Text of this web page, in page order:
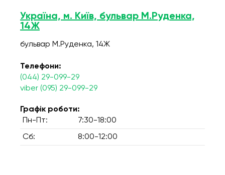
Україна, м. Київ, бульвар М.Руденка,
14Ж
бульвар М.Руденка, 14Ж
Телефони:
(044) 29-099-29
viber (095) 29-099-29
Графік роботи:
Пн-Пт:
7:30-18:00
Сб: 8:00-12:00